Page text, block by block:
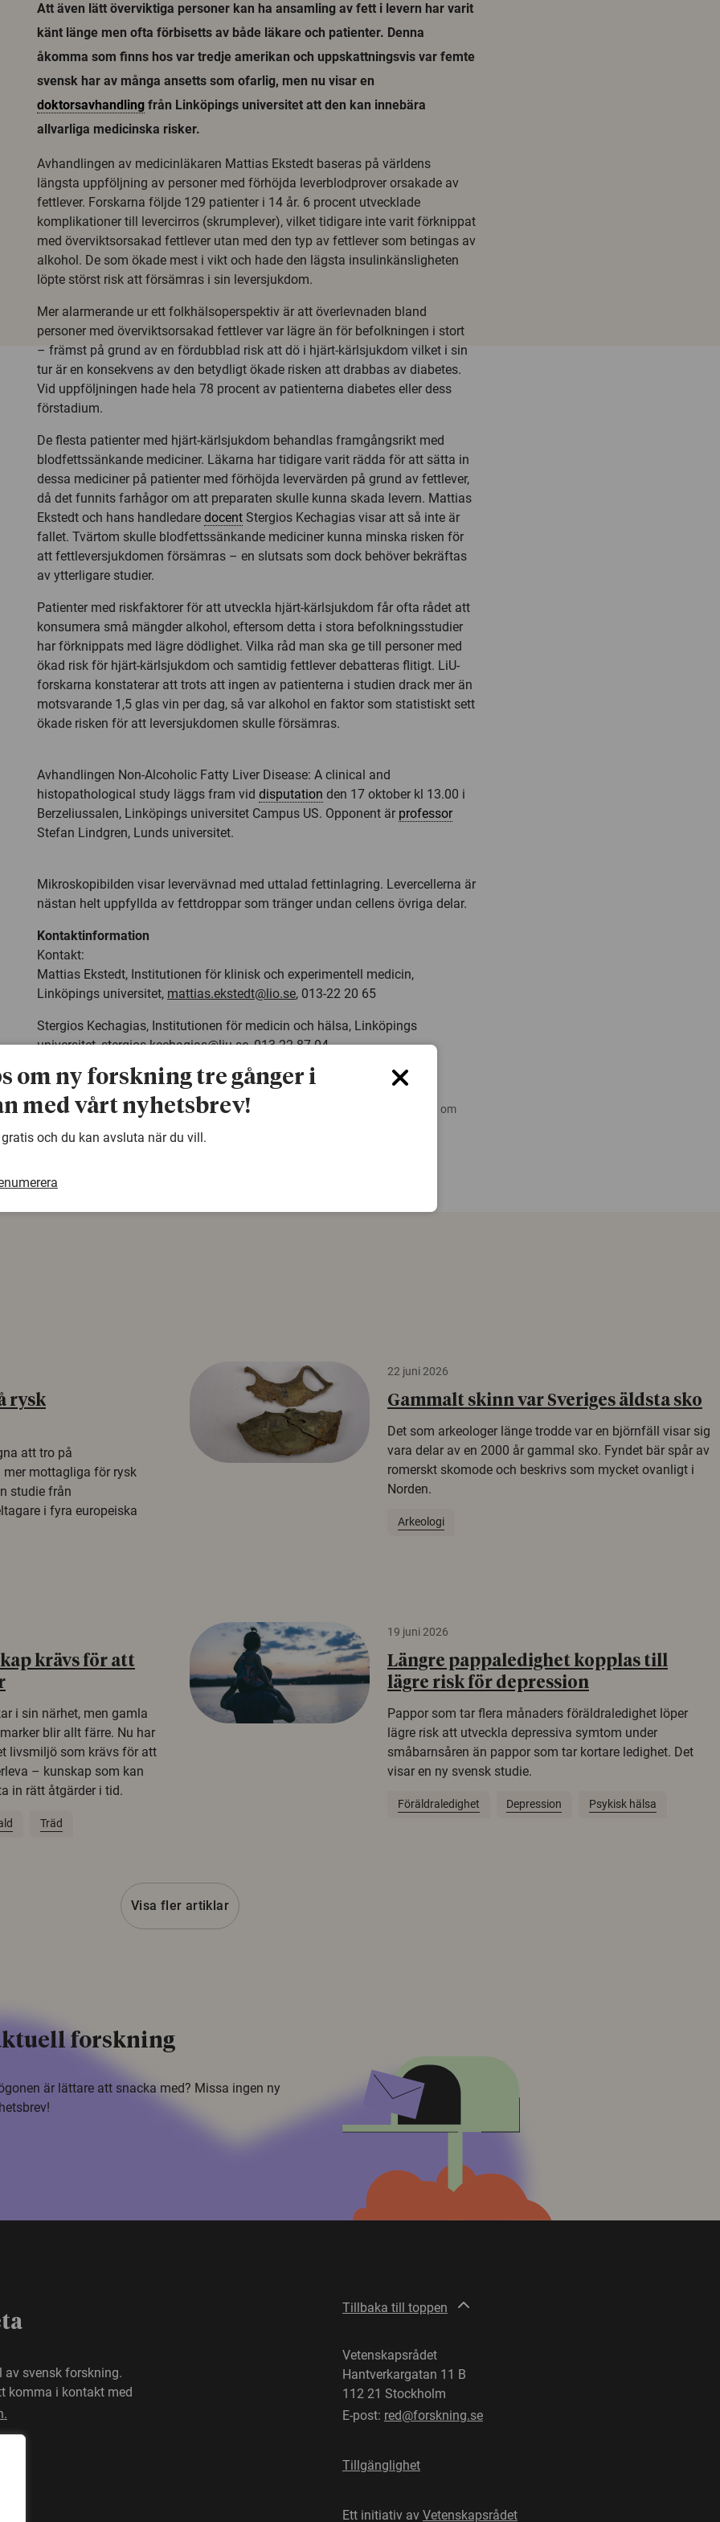
Att även lätt överviktiga personer kan ha ansamling av fett i levern har varit
känt länge men ofta förbisetts av både läkare och patienter. Denna
åkomma som finns hos var tredje amerikan och uppskattningsvis var femte
svensk har av många ansetts som ofarlig, men nu visar en
doktorsavhandling från Linköpings universitet att den kan innebära
allvarliga medicinska risker.
Avhandlingen av medicinläkaren Mattias Ekstedt baseras på världens
längsta uppföljning av personer med förhöjda leverblodprover orsakade av
fettlever. Forskarna följde 129 patienter i 14 år. 6 procent utvecklade
komplikationer till levercirros (skrumplever), vilket tidigare inte varit förknippat
med överviktsorsakad fettlever utan med den typ av fettlever som betingas av
alkohol. De som ökade mest i vikt och hade den lägsta insulinkänsligheten
löpte störst risk att försämras i sin leversjukdom.
Mer alarmerande ur ett folkhälsoperspektiv är att överlevnaden bland
personer med överviktsorsakad fettlever var lägre än för befolkningen i stort
– främst på grund av en fördubblad risk att dö i hjärt-kärlsjukdom vilket i sin
tur är en konsekvens av den betydligt ökade risken att drabbas av diabetes.
Vid uppföljningen hade hela 78 procent av patienterna diabetes eller dess
förstadium.
De flesta patienter med hjärt-kärlsjukdom behandlas framgångsrikt med
blodfettssänkande mediciner. Läkarna har tidigare varit rädda för att sätta in
dessa mediciner på patienter med förhöjda levervärden på grund av fettlever,
då det funnits farhågor om att preparaten skulle kunna skada levern. Mattias
Ekstedt och hans handledare docent Stergios Kechagias visar att så inte är
fallet. Tvärtom skulle blodfettssänkande mediciner kunna minska risken för
att fettleversjukdomen försämras – en slutsats som dock behöver bekräftas
av ytterligare studier.
Patienter med riskfaktorer för att utveckla hjärt-kärlsjukdom får ofta rådet att
konsumera små mängder alkohol, eftersom detta i stora befolkningsstudier
har förknippats med lägre dödlighet. Vilka råd man ska ge till personer med
ökad risk för hjärt-kärlsjukdom och samtidig fettlever debatteras flitigt. LiU-
forskarna konstaterar att trots att ingen av patienterna i studien drack mer än
motsvarande 1,5 glas vin per dag, så var alkohol en faktor som statistiskt sett
ökade risken för att leversjukdomen skulle försämras.
Avhandlingen Non-Alcoholic Fatty Liver Disease: A clinical and
histopathological study läggs fram vid disputation den 17 oktober kl 13.00 i
Berzeliussalen, Linköpings universitet Campus US. Opponent är professor
Stefan Lindgren, Lunds universitet.
Mikroskopibilden visar levervävnad med uttalad fettinlagring. Levercellerna är
nästan helt uppfyllda av fettdroppar som tränger undan cellens övriga delar.
Kontaktinformation
Kontakt:
Mattias Ekstedt, Institutionen för klinisk och experimentell medicin,
Linköpings universitet, mattias.ekstedt@lio.se, 013-22 20 65
Stergios Kechagias, Institutionen för medicin och hälsa, Linköpings
universitet,stergios.kechagias@liu.se, 013-22 87 04
warningDenna artikel är några år gammal och det kan finnas nyare forskning om
rysk
att tro på
mottagliga för rysk
studie från
i fyra europeiska
22 juni 2026
Gammalt skinn var Sveriges äldsta sko
Det som arkeologer länge trodde var en björnfäll visar sig
vara delar av en 2000 år gammal sko. Fyndet bär spår av
romerskt skomode och beskrivs som mycket ovanligt i
Norden.
Arkeologi
krävs för att
i sin närhet, men gamla
blir allt färre. Nu har
livsmiljö som krävs för att
– kunskap som kan
in rätt åtgärder i tid.
Träd
19 juni 2026
Längre pappaledighet kopplas till
lägre risk för depression
Pappor som tar flera månaders föräldraledighet löper
lägre risk att utveckla depressiva symtom under
småbarnsåren än pappor som tar kortare ledighet. Det
visar en ny svensk studie.
Föräldraledighet Depression Psykisk hälsa
Visa fler artiklar
forskning
är lättare att snacka med? Missa ingen ny
svensk forskning.
komma i kontakt med
Tillbaka till toppen
Vetenskapsrådet
Hantverkargatan 11 B
112 21 Stockholm
E-post: red@forskning.se
Tillgänglighet
Ett initiativ av Vetenskapsrådet
om ny forskning tre gånger i
med vårt nyhetsbrev!
gratis och du kan avsluta när du vill.